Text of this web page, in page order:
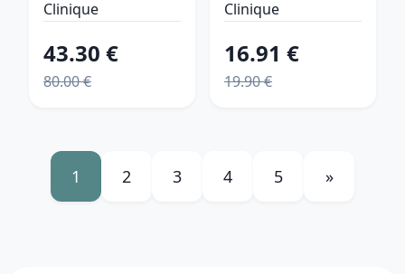
Lipstick + MS
Clinique
43.30 €
80.00 €
Shadow™
Relaunch očné
tiene odtieň
Clinique
16.91 €
19.90 €
1 2 3 4 5 »